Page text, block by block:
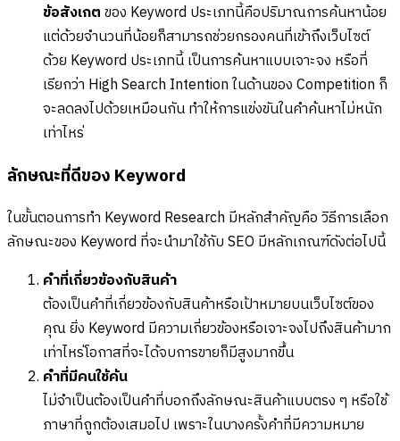
ข้อสังเกตของ Keyword ประเภทนี้คือปริมาณการค้นหาน้อย
แต่ด้วยจำนวนที่น้อยก็สามารถช่วยกรองคนที่เข้าถึงเว็บไซต์
ด้วย Keyword ประเภทนี้ เป็นการค้นหาแบบเจาะจง หรือที่
เรียกว่า High Search Intention ในด้านของ Competition ก็
จะลดลงไปด้วยเหมือนกัน ทำให้การแข่งขันในคำค้นหาไม่หนัก
เท่าไหร่
ลักษณะที่ดีของ Keyword
ในขั้นตอนการทำ Keyword Research มีหลักสำคัญคือ วิธีการเลือก
ลักษณะของ Keyword ที่จะนำมาใช้กับ SEO มีหลักเกณฑ์ดังต่อไปนี้
คำที่เกี่ยวข้องกับสินค้า
ต้องเป็นคำที่เกี่ยวข้องกับสินค้าหรือเป้าหมายบนเว็บไซต์ของ
คุณ ยิ่ง Keyword มีความเกี่ยวข้องหรือเจาะจงไปถึงสินค้ามาก
เท่าไหร่โอกาสที่จะได้จบการขายก็มีสูงมากขึ้น
คำที่มีคนใช้ค้น
ไม่จำเป็นต้องเป็นคำที่บอกถึงลักษณะสินค้าแบบตรง ๆ หรือใช้
ภาษาที่ถูกต้องเสมอไป เพราะในบางครั้งคำที่มีความหมาย